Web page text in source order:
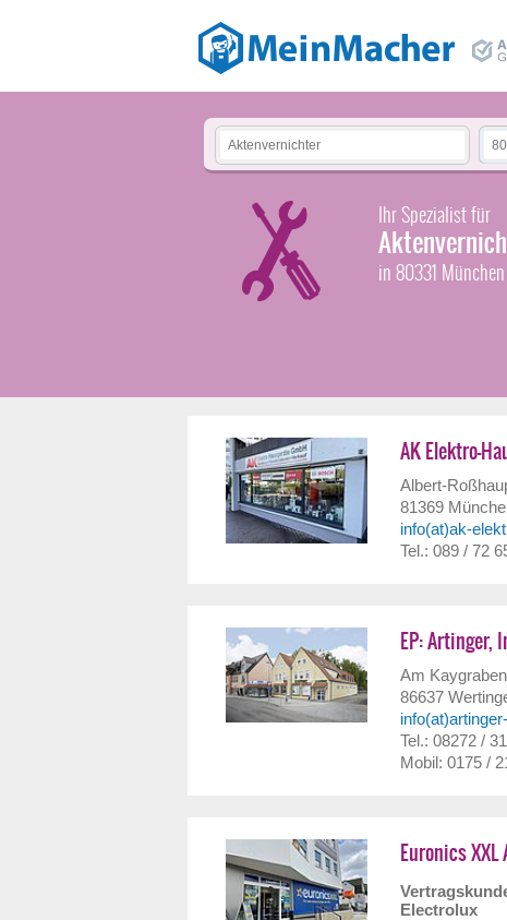
Ihr Spezialist für
in 80331
AK Elektro-
Albert-
81369
info(at)ak-
Tel.: 089 / 72
EP: Artinger,
Am
86637
Tel.: 08272 /
Mobil: 0175 /
Euronics
Electrolux